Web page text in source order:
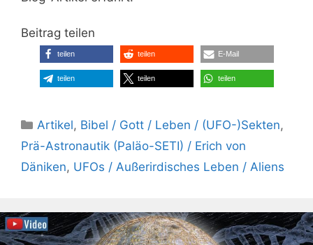
Beitrag teilen
teilen teilen E-Mail
teilen teilen teilen
Kategorien
Artikel, Bibel / Gott / Leben / (UFO-)Sekten,
Prä-Astronautik (Paläo-SETI) / Erich von
Däniken, UFOs / Außerirdisches Leben / Aliens